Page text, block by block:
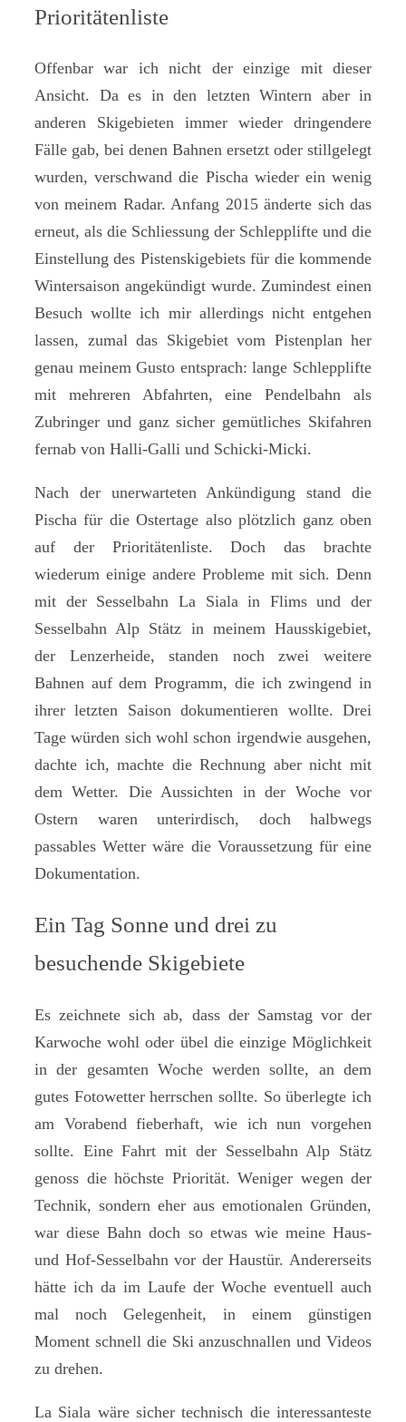
Prioritätenliste
Offenbar war ich nicht der einzige mit dieser
Ansicht. Da es in den letzten Wintern aber in
anderen Skigebieten immer wieder dringendere
Fälle gab, bei denen Bahnen ersetzt oder stillgelegt
wurden, verschwand die Pischa wieder ein wenig
von meinem Radar. Anfang 2015 änderte sich das
erneut, als die Schliessung der Schlepplifte und die
Einstellung des Pistenskigebiets für die kommende
Wintersaison angekündigt wurde. Zumindest einen
Besuch wollte ich mir allerdings nicht entgehen
lassen, zumal das Skigebiet vom Pistenplan her
genau meinem Gusto entsprach: lange Schlepplifte
mit mehreren Abfahrten, eine Pendelbahn als
Zubringer und ganz sicher gemütliches Skifahren
fernab von Halli-Galli und Schicki-Micki.
Nach der unerwarteten Ankündigung stand die
Pischa für die Ostertage also plötzlich ganz oben
auf der Prioritätenliste. Doch das brachte
wiederum einige andere Probleme mit sich. Denn
mit der Sesselbahn La Siala in Flims und der
Sesselbahn Alp Stätz in meinem Hausskigebiet,
der Lenzerheide, standen noch zwei weitere
Bahnen auf dem Programm, die ich zwingend in
ihrer letzten Saison dokumentieren wollte. Drei
Tage würden sich wohl schon irgendwie ausgehen,
dachte ich, machte die Rechnung aber nicht mit
dem Wetter. Die Aussichten in der Woche vor
Ostern waren unterirdisch, doch halbwegs
passables Wetter wäre die Voraussetzung für eine
Dokumentation.
Ein Tag Sonne und drei zu
besuchende Skigebiete
Es zeichnete sich ab, dass der Samstag vor der
Karwoche wohl oder übel die einzige Möglichkeit
in der gesamten Woche werden sollte, an dem
gutes Fotowetter herrschen sollte. So überlegte ich
am Vorabend fieberhaft, wie ich nun vorgehen
sollte. Eine Fahrt mit der Sesselbahn Alp Stätz
genoss die höchste Priorität. Weniger wegen der
Technik, sondern eher aus emotionalen Gründen,
war diese Bahn doch so etwas wie meine Haus-
und Hof-Sesselbahn vor der Haustür. Andererseits
hätte ich da im Laufe der Woche eventuell auch
mal noch Gelegenheit, in einem günstigen
Moment schnell die Ski anzuschnallen und Videos
zu drehen.
La Siala wäre sicher technisch die interessanteste